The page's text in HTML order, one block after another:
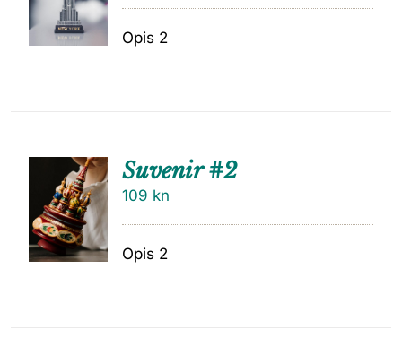
Opis 2
DODAJ
U
KOŠARI
CU
Suvenir #2
109 kn
Opis 2